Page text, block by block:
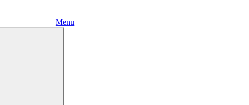
Menu